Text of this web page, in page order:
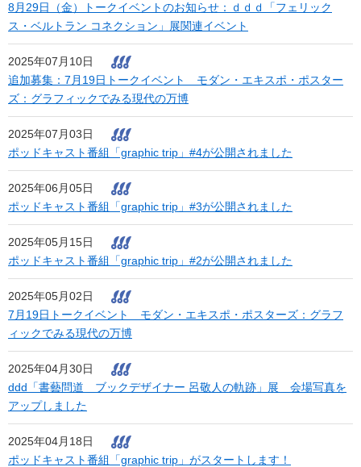
8月29日（金）トークイベントのお知らせ：ｄｄｄ「フェリック
ス・ベルトラン コネクション」展関連イベント
2025年07月10日
追加募集：7月19日トークイベント モダン・エキスポ・ポスター
ズ：グラフィックでみる現代の万博
2025年07月03日
ポッドキャスト番組「graphic trip」#4が公開されました
2025年06月05日
ポッドキャスト番組「graphic trip」#3が公開されました
2025年05月15日
ポッドキャスト番組「graphic trip」#2が公開されました
2025年05月02日
7月19日トークイベント モダン・エキスポ・ポスターズ：グラフ
ィックでみる現代の万博
2025年04月30日
ddd「書藝問道 ブックデザイナー 呂敬人の軌跡」展 会場写真を
アップしました
2025年04月18日
ポッドキャスト番組「graphic trip」がスタートします！